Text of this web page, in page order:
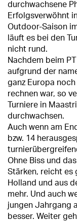
durchwachsene
Erfolgsverwöhnt
Outdoor-Saison
läuft es bei den
nicht rund.
Nachdem beim
aufgrund der
ganz Europa
rechnen war, so
Turniere in
durchwachsen.
Auch wenn am
bzw. 14
Ohne Biss und
Stärken, reicht es
Holland und aus
mehr. Und auch
jungen Jahrgang
besser. Weiter